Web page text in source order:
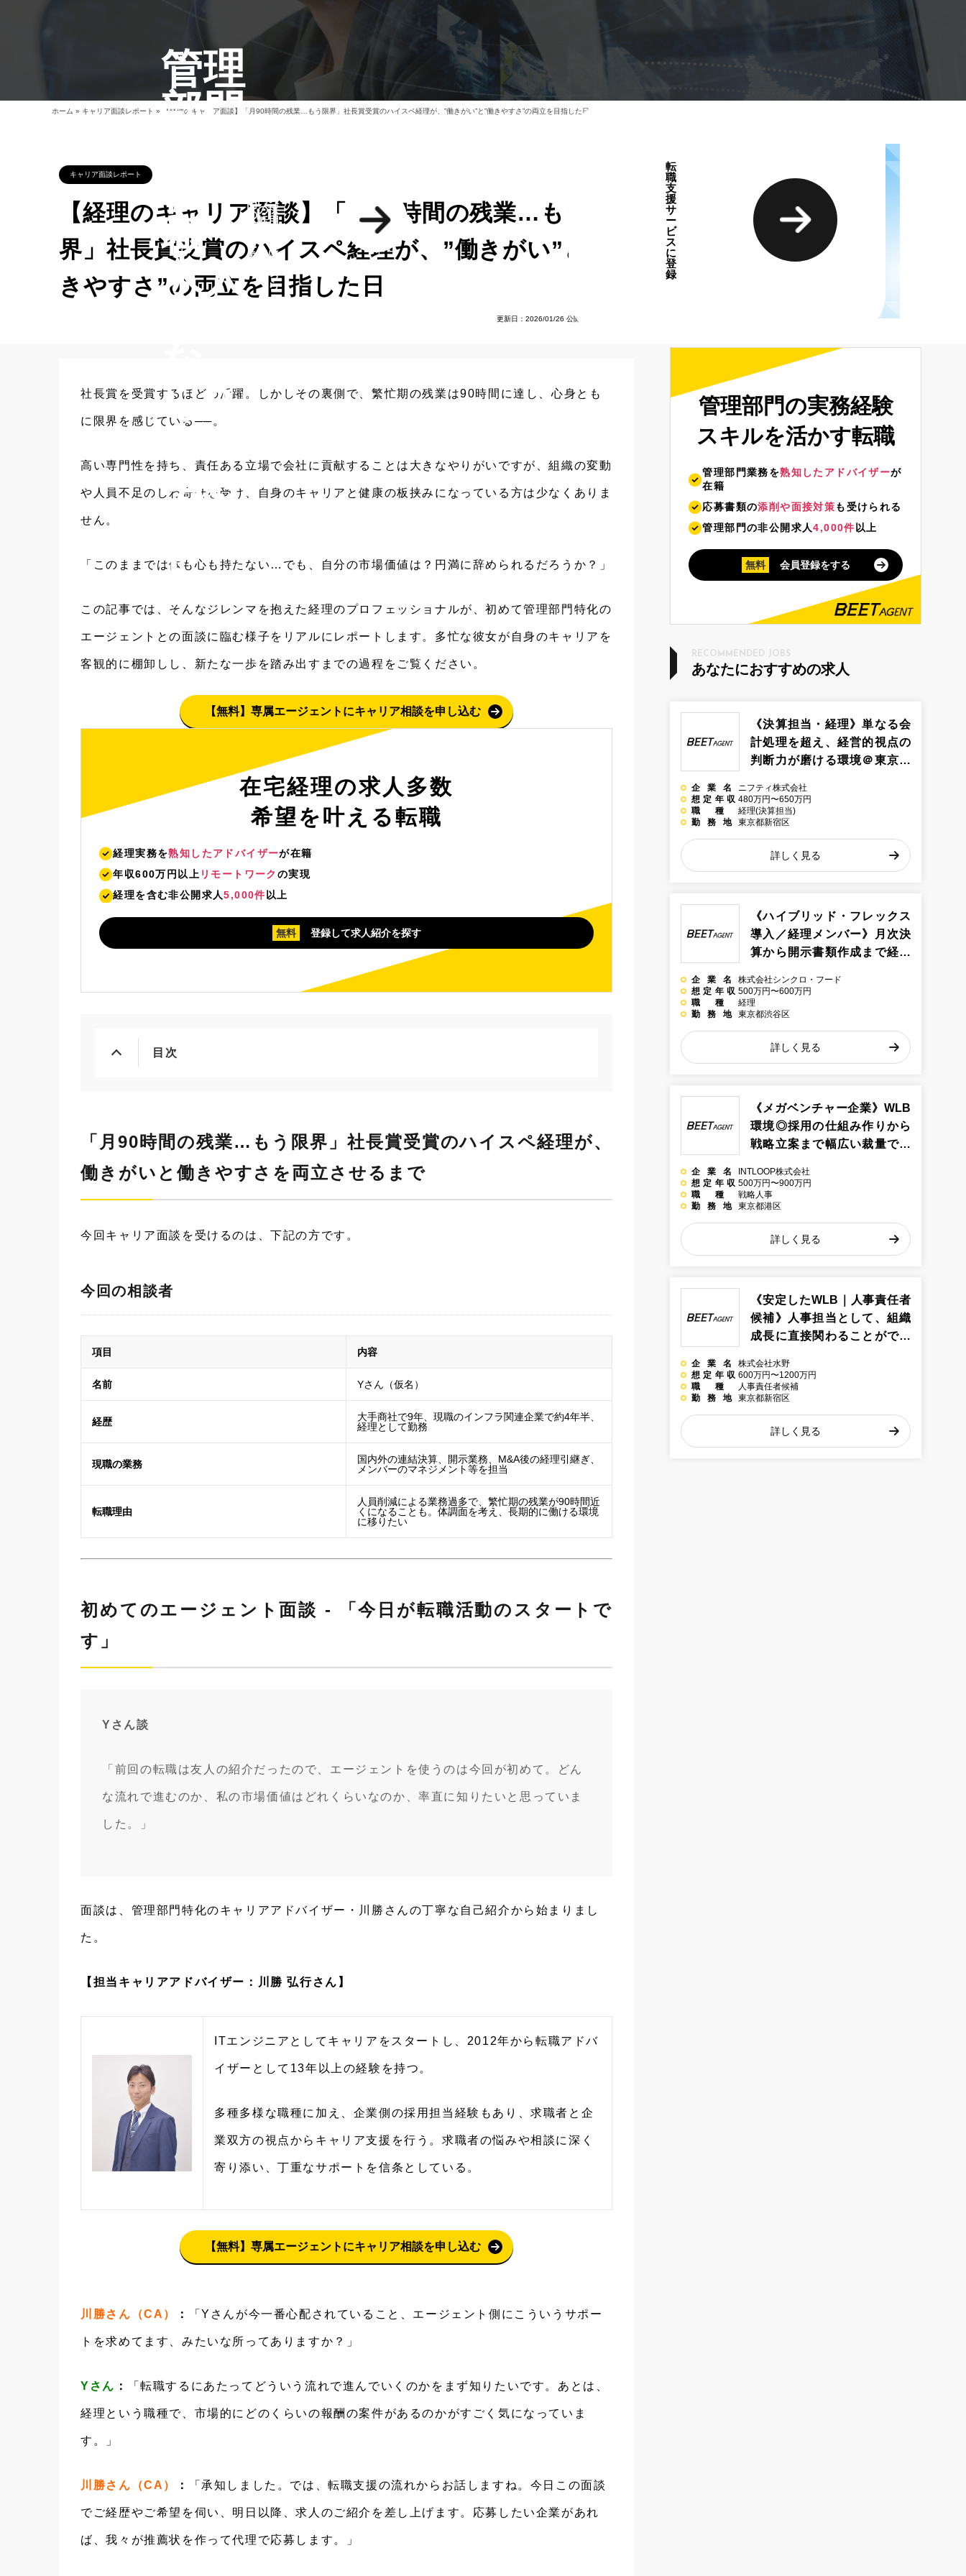
管理
部門
転
職・
求人
らB
-AG
T
門
の
求
を
探
の
転
ノ
ウ
の
採
用
は
ち
ら
転
職
支
援
サ
ー
ビ
ス
に
登
録
ホーム » キャリア面談レポート » 【経理のキャリア面談】「月90時間の残業…もう限界」社長賞受賞のハイスペ経理が、”働きがい”と”働きやすさ”の両立を目指した日
キャリア面談レポート
【経理のキャリア面談】「月90時間の残業…もう限
界」社長賞受賞のハイスペ経理が、”働きがい”と”働
きやすさ”の両立を目指した日
更新日：2026/01/26 公開日：2025/08/26
社長賞を受賞するほどの活躍。しかしその裏側で、繁忙期の残業は90時間に達し、心身とも
に限界を感じている──。
高い専門性を持ち、責任ある立場で会社に貢献することは大きなやりがいですが、組織の変動
や人員不足のしわ寄せを受け、自身のキャリアと健康の板挟みになっている方は少なくありま
せん。
「このままでは体も心も持たない…でも、自分の市場価値は？円満に辞められるだろうか？」
この記事では、そんなジレンマを抱えた経理のプロフェッショナルが、初めて管理部門特化の
エージェントとの面談に臨む様子をリアルにレポートします。多忙な彼女が自身のキャリアを
客観的に棚卸しし、新たな一歩を踏み出すまでの過程をご覧ください。
【無料】専属エージェントにキャリア相談を申し込む
在宅経理の求人多数
希望を叶える転職
経理実務を熟知したアドバイザーが在籍
年収600万円以上 リモートワーク の実現
経理を含む非公開求人5,000件以上
無料 登録して求人紹介を探す
目次
「月90時間の残業…もう限界」社長賞受賞のハイスペ経理が、
働きがいと働きやすさを両立させるまで
今回キャリア面談を受けるのは、下記の方です。
今回の相談者
項目 内容
名前 Yさん（仮名）
経歴
大手商社で9年、現職のインフラ関連企業で約4年半、
経理として勤務
現職の業務
国内外の連結決算、開示業務、M&A後の経理引継ぎ、
メンバーのマネジメント等を担当
転職理由
人員削減による業務過多で、繁忙期の残業が90時間近
くになることも。体調面を考え、長期的に働ける環境
に移りたい
初めてのエージェント面談 - 「今日が転職活動のスタートで
す」
Yさん談
「前回の転職は友人の紹介だったので、エージェントを使うのは今回が初めて。どん
な流れで進むのか、私の市場価値はどれくらいなのか、率直に知りたいと思っていま
した。」
面談は、管理部門特化のキャリアアドバイザー・川勝さんの丁寧な自己紹介から始まりまし
た。
【担当キャリアアドバイザー：川勝 弘行さん】
ITエンジニアとしてキャリアをスタートし、2012年から転職アドバ
イザーとして13年以上の経験を持つ。
多種多様な職種に加え、企業側の採用担当経験もあり、求職者と企
業双方の視点からキャリア支援を行う。求職者の悩みや相談に深く
寄り添い、丁重なサポートを信条としている。
【無料】専属エージェントにキャリア相談を申し込む
川勝さん（CA） ： 「Yさんが今一番心配されていること、エージェント側にこういうサポー
トを求めてます、みたいな所ってありますか？」
Yさん ： 「転職するにあたってどういう流れで進んでいくのかをまず知りたいです。あとは、
経理という職種で、市場的にどのくらいの報酬の案件があるのかがすごく気になっていま
す。」
川勝さん（CA） ： 「承知しました。では、転職支援の流れからお話しますね。今日この面談
でご経歴やご希望を伺い、明日以降、求人のご紹介を差し上げます。応募したい企業があれ
ば、我々が推薦状を作って代理で応募します。」
管理部門の実務経験
スキルを活かす転職
管理部門業務を熟知したアドバイザーが
在籍
応募書類の添削や面接対策も受けられる
管理部門の非公開求人4,000件以上
無料 会員登録をする
あなたにおすすめの求人
RECOMMENDED JOBS
《決算担当・経理》単なる会
計処理を超え、経営的視点の
判断力が磨ける環境＠東京都
業
企業名 ニフティ株式会社
想定年収480万円〜650万円
職種経理(決算担当)
勤務地東京都新宿区
詳しく見る
《ハイブリッド・フレックス
導入／経理メンバー》月次決
算から開示書類作成まで経理
環境＠東京都渋谷区のインタ
ーネット系企業
企業名株式会社シンクロ・フード
想定年収500万円〜600万円
職種経理
勤務地東京都渋谷区
詳しく見る
《メガベンチャー企業》WLB
環境◎採用の仕組み作りから
戦略立案まで幅広い裁量で業
京都港区のコンサル系企業
企業名
INTLOOP株式会社
想定年収500万円〜900万円
職種戦略人事
勤務地東京都港区
詳しく見る
《安定したWLB｜人事責任者
候補》人事担当として、組織
成長に直接関わることができ
系企業
企業名株式会社水野
想定年収600万円〜1200万円
職種
人事責任者候補
勤務地東京都新宿区
詳しく見る